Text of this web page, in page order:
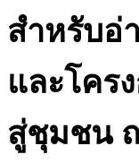
สำหรับอ่
และโคร
สู่ชุมชน